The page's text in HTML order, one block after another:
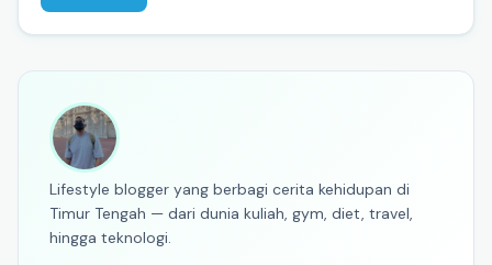
Lifestyle blogger yang berbagi cerita kehidupan di
Timur Tengah — dari dunia kuliah, gym, diet, travel,
hingga teknologi.